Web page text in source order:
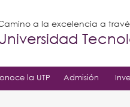
a la excelencia a
la UTP Admisión